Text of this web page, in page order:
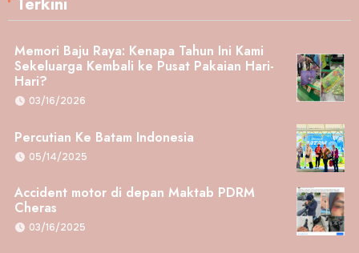
Memori Baju Raya: Kenapa Tahun Ini Kami
Sekeluarga Kembali ke Pusat Pakaian Hari-
Hari?
03/16/2026
Percutian Ke Batam Indonesia
05/14/2025
Accident motor di depan Maktab PDRM
Cheras
03/16/2025